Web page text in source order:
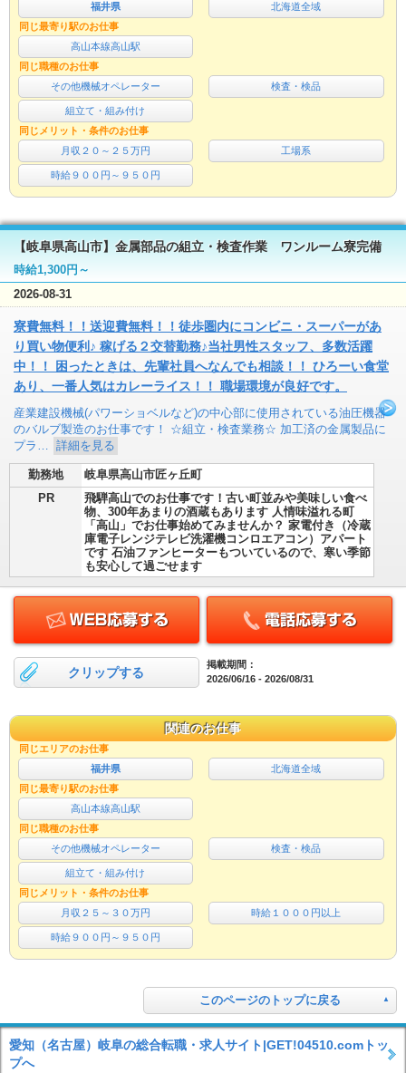
福井県
北海道全域
同じ最寄り駅のお仕事
高山本線高山駅
同じ職種のお仕事
その他機械オペレーター
検査・検品
組立て・組み付け
同じメリット・条件のお仕事
月収２０～２５万円
工場系
時給９００円～９５０円
【岐阜県高山市】金属部品の組立・検査作業 ワンルーム寮完備
時給1,300円～
2026-08-31
寮費無料！！送迎費無料！！徒歩圏内にコンビニ・スーパーがあ
り買い物便利♪ 稼げる２交替勤務♪当社男性スタッフ、多数活躍
中！！ 困ったときは、先輩社員へなんでも相談！！ ひろーい食堂
あり、一番人気はカレーライス！！ 職場環境が良好です。
産業建設機械(パワーショベルなど)の中心部に使用されている油圧機器
のバルブ製造のお仕事です！ ☆組立・検査業務☆ 加工済の金属製品に
プラ…
詳細を見る
勤務地
岐阜県高山市匠ヶ丘町
PR
飛騨高山でのお仕事です！古い町並みや美味しい食べ
物、300年あまりの酒蔵もあります 人情味溢れる町
「高山」でお仕事始めてみませんか？ 家電付き（冷蔵
庫電子レンジテレビ洗濯機コンロエアコン）アパート
です 石油ファンヒーターもついているので、寒い季節
も安心して過ごせます
クリップする
掲載期間：
2026/06/16 - 2026/08/31
関連のお仕事
同じエリアのお仕事
福井県
北海道全域
同じ最寄り駅のお仕事
高山本線高山駅
同じ職種のお仕事
その他機械オペレーター
検査・検品
組立て・組み付け
同じメリット・条件のお仕事
月収２５～３０万円
時給１０００円以上
時給９００円～９５０円
このページのトップに戻る
愛知（名古屋）岐阜の総合転職・求人サイト|GET!04510.comトッ
プへ